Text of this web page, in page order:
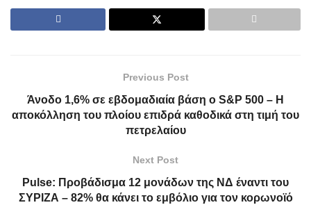
Previous Post
Άνοδο 1,6% σε εβδομαδιαία βάση ο S&P 500 – Η
αποκόλληση του πλοίου επιδρά καθοδικά στη τιμή του
πετρελαίου
Next Post
Pulse: Προβάδισμα 12 μονάδων της ΝΔ έναντι του
ΣΥΡΙΖΑ – 82% θα κάνει το εμβόλιο για τον κορωνοϊό